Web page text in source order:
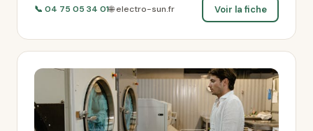
📞 04 75 05 34 01🌐 electro-sun.fr Voir la fiche